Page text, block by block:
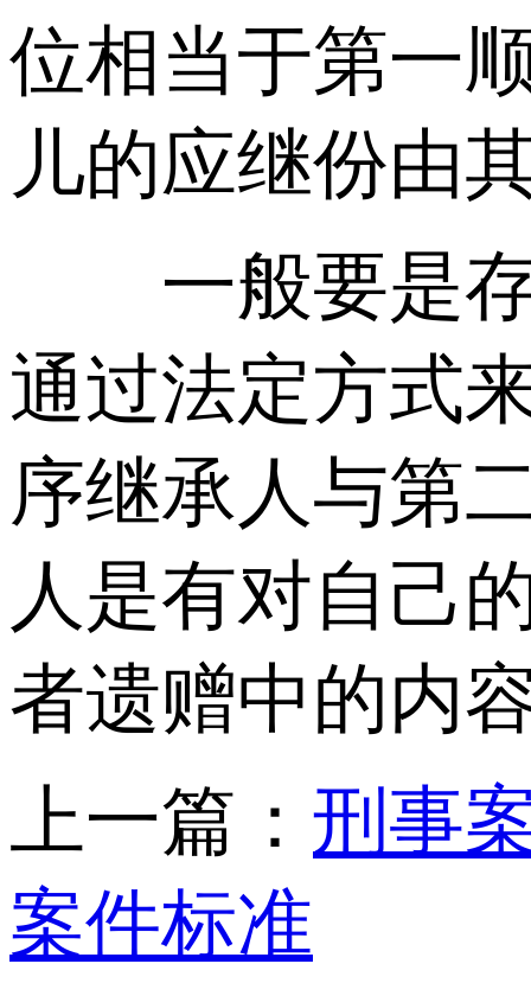
位相当于第一
儿的应继份由
一般要是存
通过法定方式
序继承人与第
人是有对自己
者遗赠中的内
上一篇： 刑事
案件标准